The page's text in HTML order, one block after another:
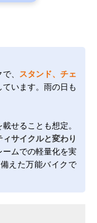
、
スタンド、チェ
ています。雨の日も
せることも想定。
ィサイクルと変わり
ームでの軽量化を実
えた万能バイクで